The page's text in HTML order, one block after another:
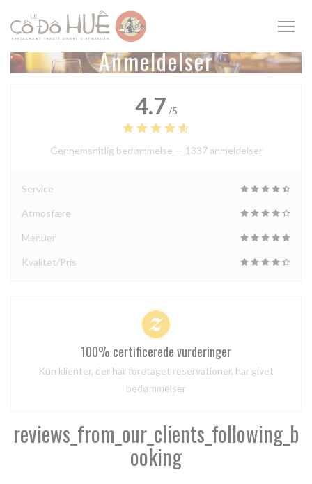
CCookie-styringspanel
Anmeldelser
reviews_from_our_clients_following_b
ooking
4.7 /5
Gennemsnitlig bedømmelse — 1337 anmeldelser
Service
Atmosfære
Menuer
Kvalitet/Pris
100% certificerede vurderinger
Kun klienter, der har foretaget reservationer, har givet
bedømmelser